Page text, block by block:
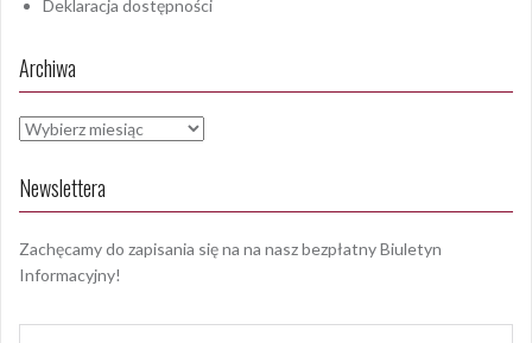
Deklaracja dostępności
Archiwa
Archiwa
Newslettera
Zachęcamy do zapisania się na na nasz bezpłatny Biuletyn
Informacyjny!